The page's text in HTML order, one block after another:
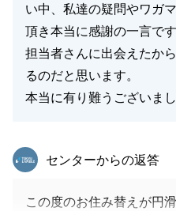
い中、私達の疑問やワガ
頂き本当に感謝の一言です
担当者さんに出会えたか
るのだと思います。
本当に有り難うございまし
東急リバブル
センターからの返答
この度のお住み替えが円